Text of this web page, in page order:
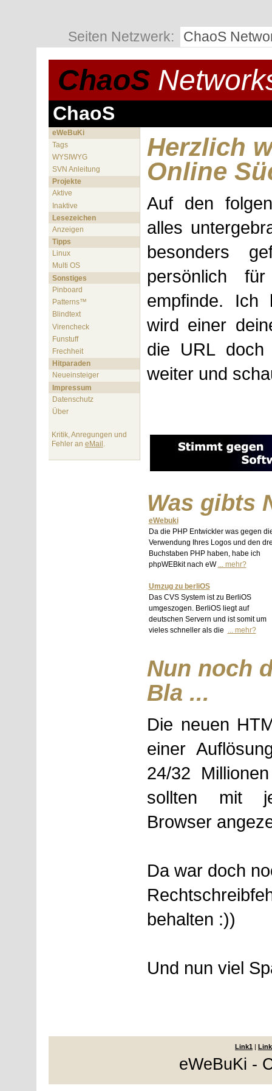
Seiten Netzwerk: ChaoS
ChaoS
ChaoS
eWeBuKi
Tags
WYSIWYG
SVN Anleitung
Projekte
Aktive
Inaktive
Lesezeichen
Anzeigen
Tipps
Linux
Multi OS
Sonstiges
Pinboard
Patterns™
Blindtext
Virencheck
Funstuff
Frechheit
Hitparaden
Neueinsteiger
Impressum
Datenschutz
Über
Kritik, Anregungen und
Fehler an eMail .
Herzlich
Online
Auf den
alles
besonders
persönlich
empfinde. Ich
wird einer
die URL doch
weiter und
Was gibts
eWebuki
Da die PHP Entwickler was gegen
Verwendung Ihres Logos und den
Buchstaben PHP haben, habe ich
phpWEBkit nach eW ... mehr?
Umzug zu berliOS
Das CVS System ist zu BerliOS
umgeszogen. BerliOS liegt auf
deutschen Servern und ist somit um
vieles schneller als die ... mehr?
Nun noch
Bla ...
Die neuen
einer
24/32
sollten mit
Browser
Da war doch
behalten :))
Und nun viel
Link1 |
eWeBuKi -